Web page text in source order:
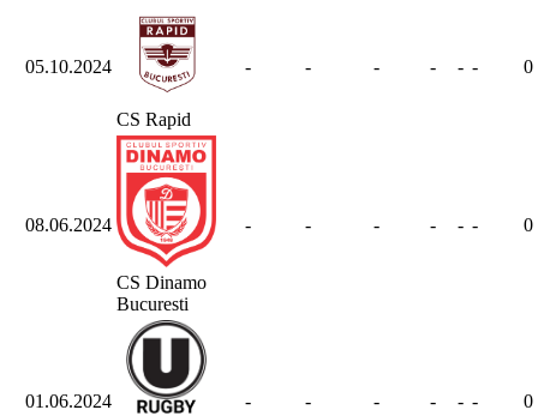
05.10.2024
CS Rapid
- - - - - - 0
08.06.2024
CS Dinamo
Bucuresti
- - - - - - 0
01.06.2024
- - - - - - 0